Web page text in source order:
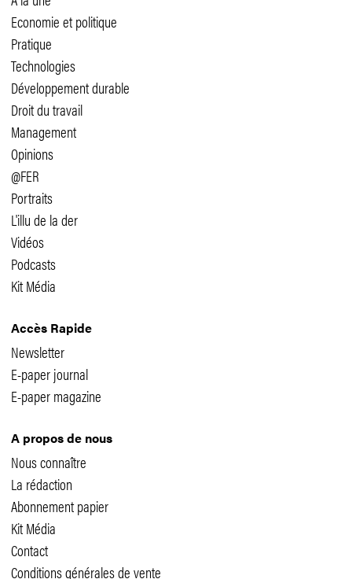
Economie et politique
Pratique
Technologies
Développement durable
Droit du travail
Management
Opinions
@FER
Portraits
L'illu de la der
Vidéos
Podcasts
Kit Média
Accès Rapide
Newsletter
E-paper journal
E-paper magazine
A propos de nous
Nous connaître
La rédaction
Abonnement papier
Kit Média
Contact
Conditions générales de vente